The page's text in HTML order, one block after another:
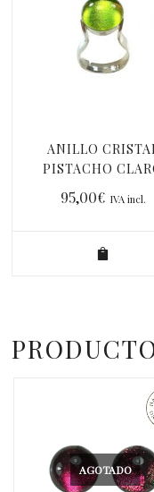
ANILLO
PISTACHO
95,00€ IVA incl.
AGOTADO